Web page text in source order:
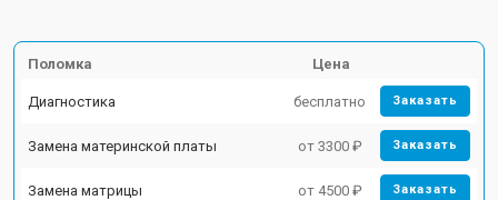
Поломка Цена
Диагностика бесплатно Заказать
Замена материнской платы от 3300 ₽ Заказать
Замена матрицы от 4500 ₽ Заказать